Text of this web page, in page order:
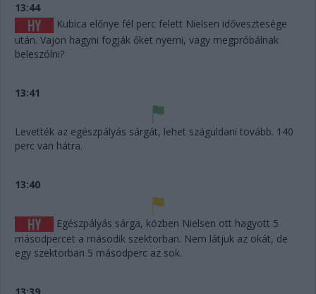
13:44
Kubica előnye fél perc felett Nielsen idővesztesége
után. Vajon hagyni fogják őket nyerni, vagy megpróbálnak
beleszólni?
13:41
Levették az egészpályás sárgát, lehet száguldani tovább. 140
perc van hátra.
13:40
Egészpályás sárga, közben Nielsen ott hagyott 5
másodpercet a második szektorban. Nem látjuk az okát, de
egy szektorban 5 másodperc az sok.